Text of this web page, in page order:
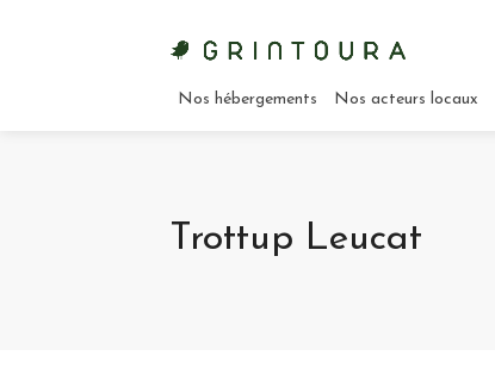
Nos hébergements Nos acteurs locaux
Trottup Leucat